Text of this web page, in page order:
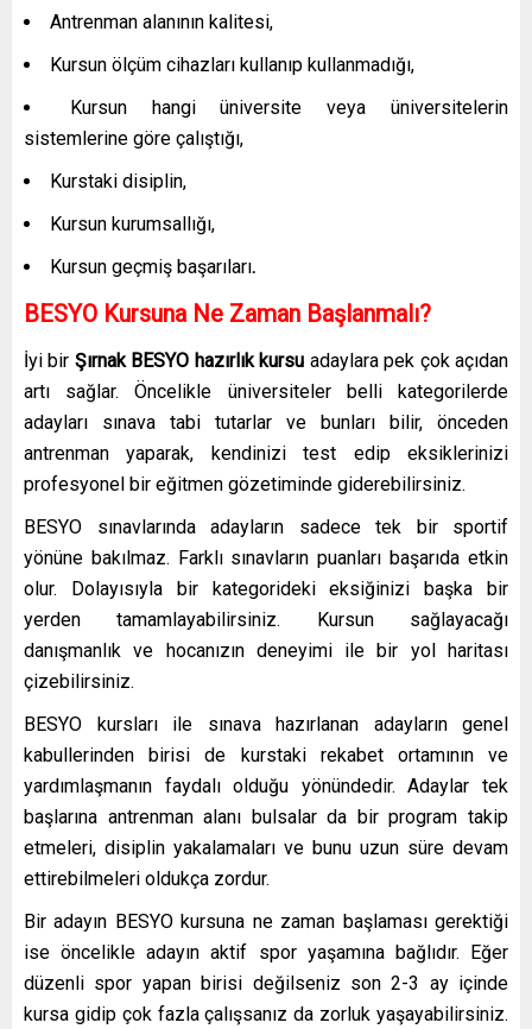
Antrenman alanının kalitesi,
Kursun ölçüm cihazları kullanıp kullanmadığı,
Kursun hangi üniversite veya üniversitelerin
sistemlerine göre çalıştığı,
Kurstaki disiplin,
Kursun kurumsallığı,
Kursun geçmiş başarıları.
BESYO Kursuna Ne Zaman Başlanmalı?
İyi bir Şırnak BESYO hazırlık kursu adaylara pek çok açıdan
artı sağlar. Öncelikle üniversiteler belli kategorilerde
adayları sınava tabi tutarlar ve bunları bilir, önceden
antrenman yaparak, kendinizi test edip eksiklerinizi
profesyonel bir eğitmen gözetiminde giderebilirsiniz.
BESYO sınavlarında adayların sadece tek bir sportif
yönüne bakılmaz. Farklı sınavların puanları başarıda etkin
olur. Dolayısıyla bir kategorideki eksiğinizi başka bir
yerden tamamlayabilirsiniz. Kursun sağlayacağı
danışmanlık ve hocanızın deneyimi ile bir yol haritası
çizebilirsiniz.
BESYO kursları ile sınava hazırlanan adayların genel
kabullerinden birisi de kurstaki rekabet ortamının ve
yardımlaşmanın faydalı olduğu yönündedir. Adaylar tek
başlarına antrenman alanı bulsalar da bir program takip
etmeleri, disiplin yakalamaları ve bunu uzun süre devam
ettirebilmeleri oldukça zordur.
Bir adayın BESYO kursuna ne zaman başlaması gerektiği
ise öncelikle adayın aktif spor yaşamına bağlıdır. Eğer
düzenli spor yapan birisi değilseniz son 2-3 ay içinde
kursa gidip çok fazla çalışsanız da zorluk yaşayabilirsiniz.